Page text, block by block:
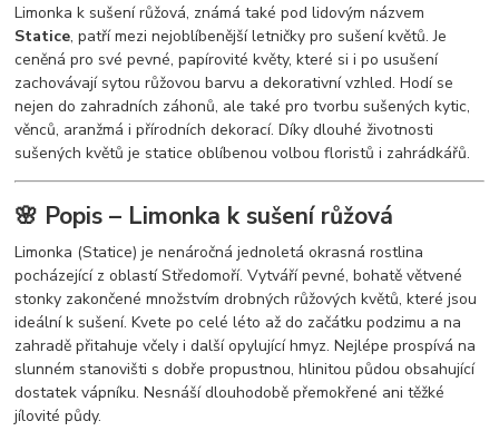
Limonka k sušení růžová, známá také pod lidovým názvem
Statice, patří mezi nejoblíbenější letničky pro sušení květů. Je
ceněná pro své pevné, papírovité květy, které si i po usušení
zachovávají sytou růžovou barvu a dekorativní vzhled. Hodí se
nejen do zahradních záhonů, ale také pro tvorbu sušených kytic,
věnců, aranžmá i přírodních dekorací. Díky dlouhé životnosti
sušených květů je statice oblíbenou volbou floristů i zahrádkářů.
🌸 Popis – Limonka k sušení růžová
Limonka (Statice) je nenáročná jednoletá okrasná rostlina
pocházející z oblastí Středomoří. Vytváří pevné, bohatě větvené
stonky zakončené množstvím drobných růžových květů, které jsou
ideální k sušení. Kvete po celé léto až do začátku podzimu a na
zahradě přitahuje včely i další opylující hmyz. Nejlépe prospívá na
slunném stanovišti s dobře propustnou, hlinitou půdou obsahující
dostatek vápníku. Nesnáší dlouhodobě přemokřené ani těžké
jílovité půdy.